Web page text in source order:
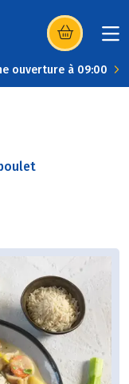
(s’ouvre dans
ouverture à 09:00